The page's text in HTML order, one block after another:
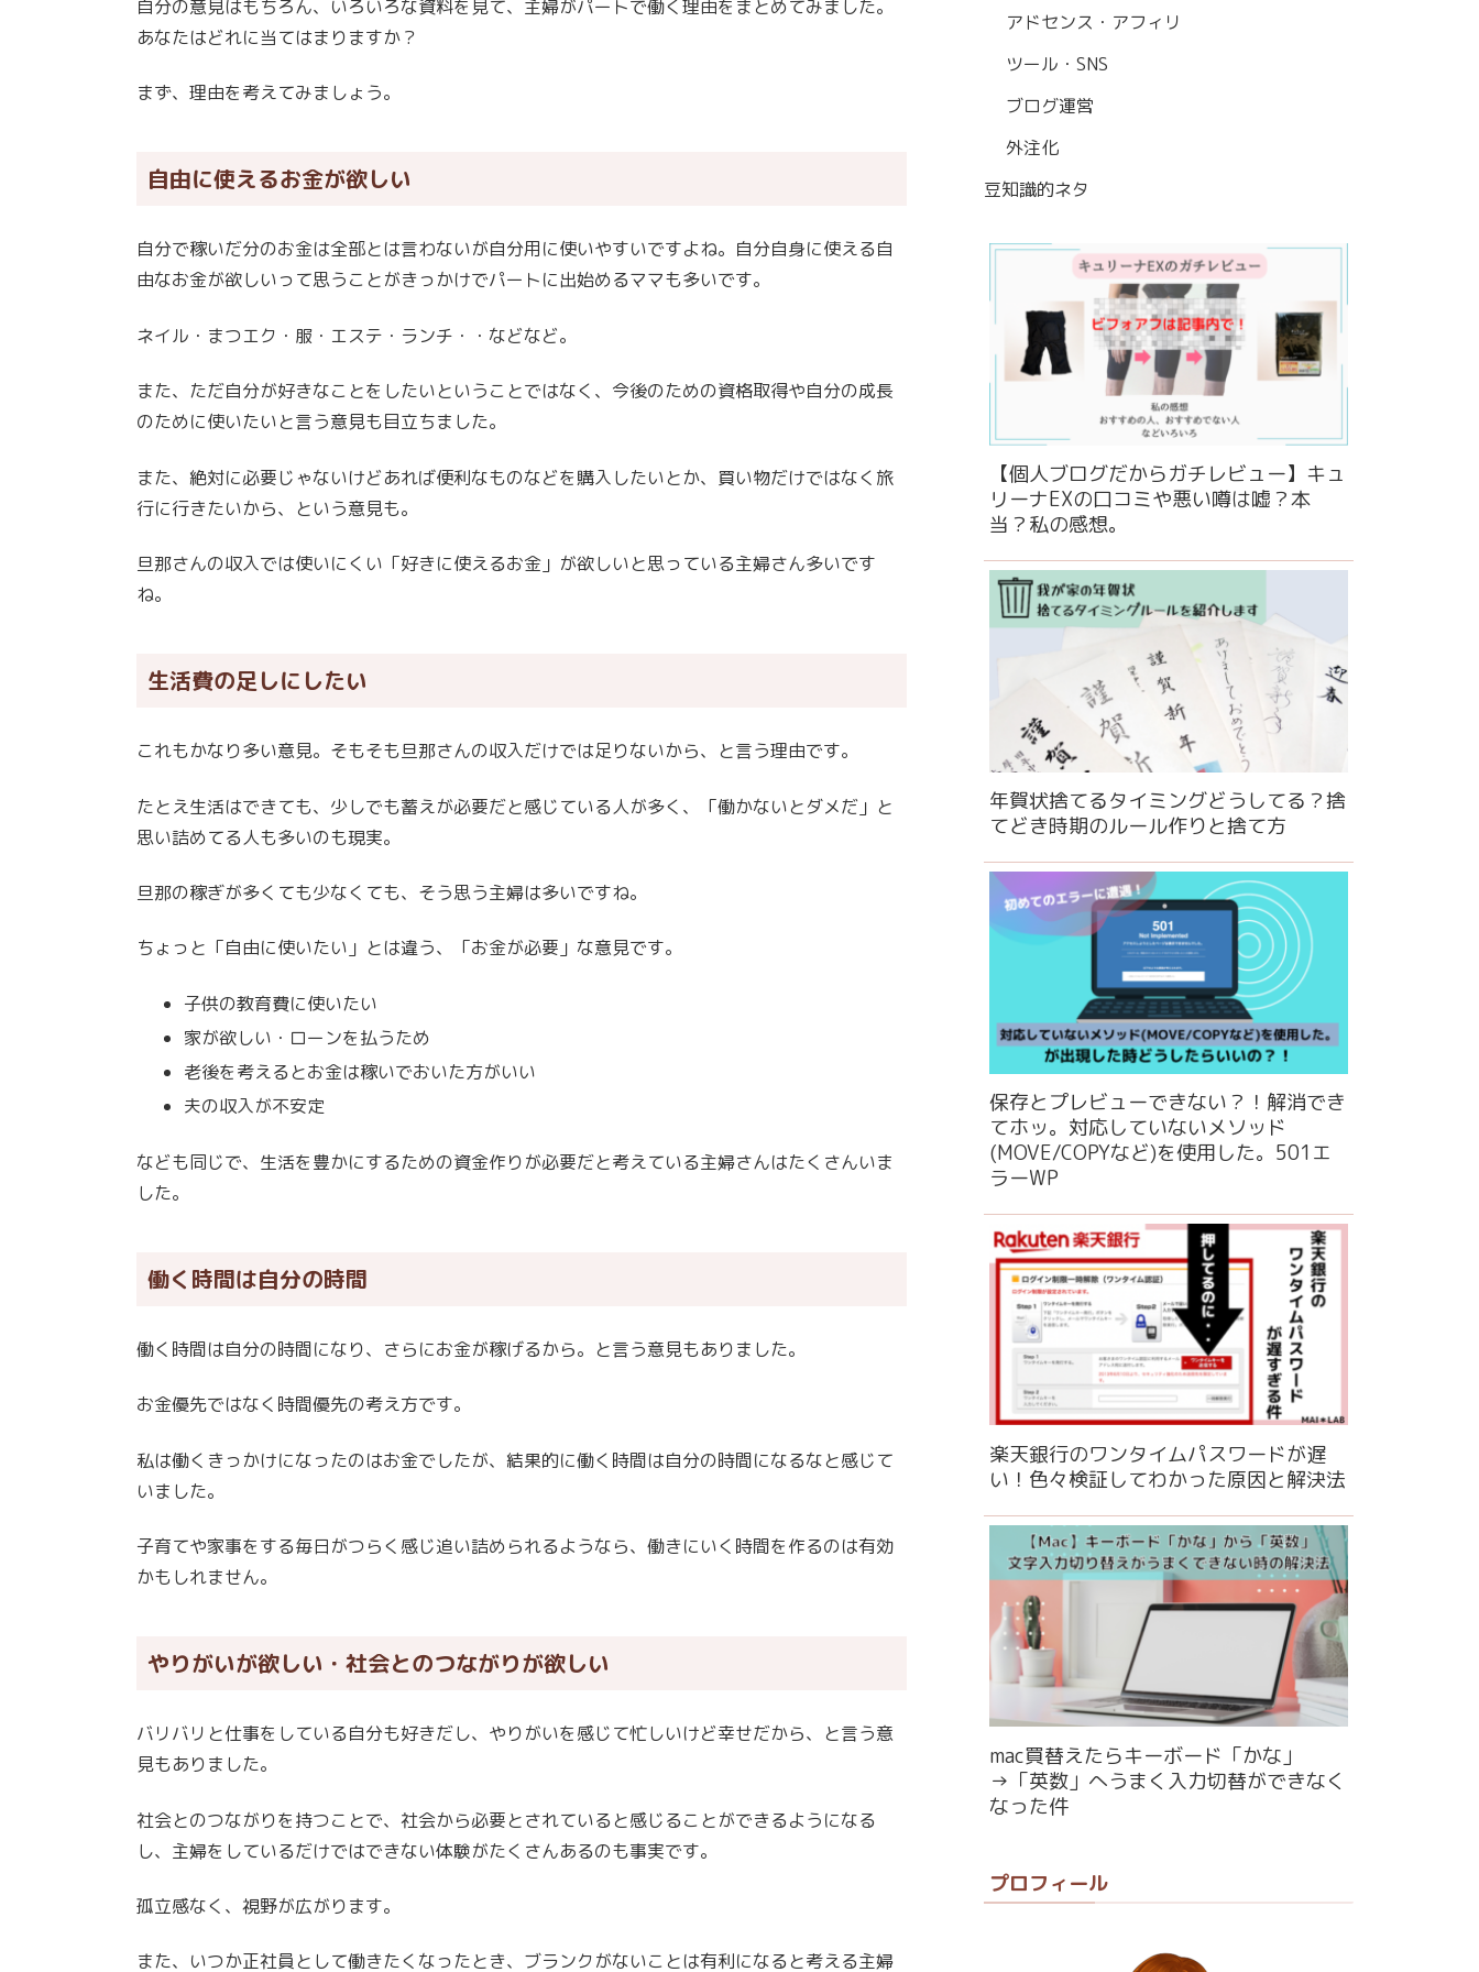
自分の意見はもちろん、いろいろな資料を見て、主婦がパートで働く理由をまとめてみました。
あなたはどれに当てはまりますか？
まず、理由を考えてみましょう。
自由に使えるお金が欲しい
自分で稼いだ分のお金は全部とは言わないが自分用に使いやすいですよね。自分自身に使える自
由なお金が欲しいって思うことがきっかけでパートに出始めるママも多いです。
ネイル・まつエク・服・エステ・ランチ・・などなど。
また、ただ自分が好きなことをしたいということではなく、今後のための資格取得や自分の成長
のために使いたいと言う意見も目立ちました。
また、絶対に必要じゃないけどあれば便利なものなどを購入したいとか、買い物だけではなく旅
行に行きたいから、という意見も。
旦那さんの収入では使いにくい「好きに使えるお金」が欲しいと思っている主婦さん多いです
ね。
生活費の足しにしたい
これもかなり多い意見。そもそも旦那さんの収入だけでは足りないから、と言う理由です。
たとえ生活はできても、少しでも蓄えが必要だと感じている人が多く、「働かないとダメだ」と
思い詰めてる人も多いのも現実。
旦那の稼ぎが多くても少なくても、そう思う主婦は多いですね。
ちょっと「自由に使いたい」とは違う、「お金が必要」な意見です。
子供の教育費に使いたい
家が欲しい・ローンを払うため
老後を考えるとお金は稼いでおいた方がいい
夫の収入が不安定
なども同じで、生活を豊かにするための資金作りが必要だと考えている主婦さんはたくさんいま
した。
働く時間は自分の時間
働く時間は自分の時間になり、さらにお金が稼げるから。と言う意見もありました。
お金優先ではなく時間優先の考え方です。
私は働くきっかけになったのはお金でしたが、結果的に働く時間は自分の時間になるなと感じて
いました。
子育てや家事をする毎日がつらく感じ追い詰められるようなら、働きにいく時間を作るのは有効
かもしれません。
やりがいが欲しい・社会とのつながりが欲しい
バリバリと仕事をしている自分も好きだし、やりがいを感じて忙しいけど幸せだから、と言う意
見もありました。
社会とのつながりを持つことで、社会から必要とされていると感じることができるようになる
し、主婦をしているだけではできない体験がたくさんあるのも事実です。
孤立感なく、視野が広がります。
また、いつか正社員として働きたくなったとき、ブランクがないことは有利になると考える主婦
アドセンス・アフィリ
ツール・SNS
ブログ運営
外注化
豆知識的ネタ
【個人ブログだからガチレビュー】キュ
リーナEXの口コミや悪い噂は嘘？本
当？私の感想。
年賀状捨てるタイミングどうしてる？捨
てどき時期のルール作りと捨て方
保存とプレビューできない？！解消でき
てホッ。対応していないメソッド
(MOVE/COPYなど)を使用した。501エ
ラーWP
楽天銀行のワンタイムパスワードが遅
い！色々検証してわかった原因と解決法
mac買替えたらキーボード「かな」
→「英数」へうまく入力切替ができなく
なった件
プロフィール